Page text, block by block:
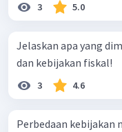
3 5.0
Jelaskan apa yang
dan kebijakan fiskal!
3 4.6
Perbedaan kebijakan